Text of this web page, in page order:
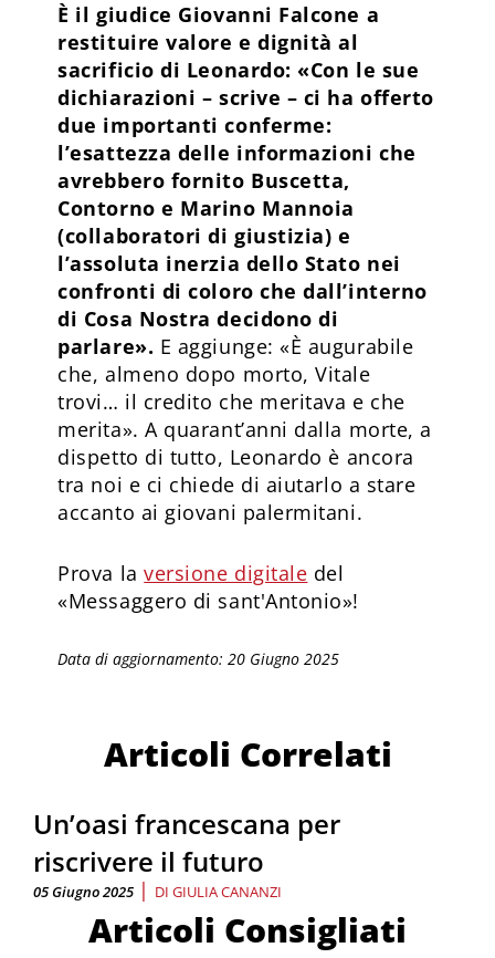
È il giudice Giovanni Falcone a
restituire valore e dignità al
sacrificio di Leonardo: «Con le sue
dichiarazioni – scrive – ci ha offerto
due importanti conferme:
l’esattezza delle informazioni che
avrebbero fornito Buscetta,
Contorno e Marino Mannoia
(collaboratori di giustizia) e
l’assoluta inerzia dello Stato nei
confronti di coloro che dall’interno
di Cosa Nostra decidono di
parlare». E aggiunge: «È augurabile
che, almeno dopo morto, Vitale
trovi… il credito che meritava e che
merita». A quarant’anni dalla morte, a
dispetto di tutto, Leonardo è ancora
tra noi e ci chiede di aiutarlo a stare
accanto ai giovani palermitani.
Prova laversione digitale del
«Messaggero di sant'Antonio»!
Data di aggiornamento: 20 Giugno 2025
Articoli Correlati
Un’oasi francescana per
riscrivere il futuro
05 Giugno 2025 | DI GIULIA CANANZI
Articoli Consigliati